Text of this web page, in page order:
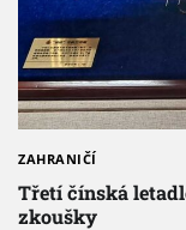
ZAHRANIČÍ
Třetí čínská
zkoušky